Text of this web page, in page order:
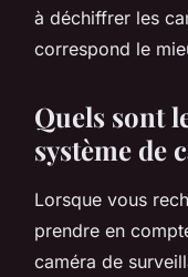
à déchiffrer les
correspond le
Quels sont
système de
Lorsque vous
prendre en
caméra de